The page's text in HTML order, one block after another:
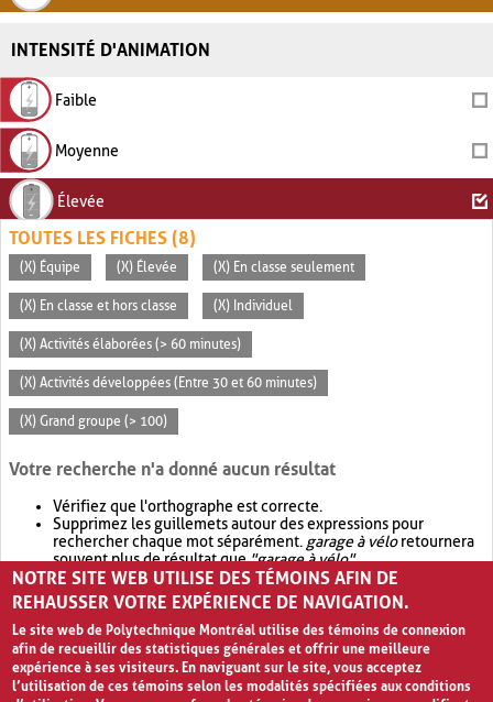
INTENSITÉ D'ANIMATION
Faible
Moyenne
Élevée
TOUTES LES FICHES (8)
(X) Équipe (X) Élevée (X) En classe seulement
(X) En classe et hors classe (X) Individuel
(X) Activités élaborées (> 60 minutes)
(X) Activités développées (Entre 30 et 60 minutes)
(X) Grand groupe (> 100)
Votre recherche n'a donné aucun résultat
Vérifiez que l'orthographe est correcte.
Supprimez les guillemets autour des expressions pour
rechercher chaque mot séparément. garage à véloretournera
souvent plus de résultat que"garage à vélo".
Envisagez d'élargir votre recherche avec OR.garage OR vélo
retournera souvent plus de résultat quegarage à vélo
NOTRE SITE WEB UTILISE DES TÉMOINS AFIN DE
REHAUSSER VOTRE EXPÉRIENCE DE NAVIGATION.
Le site web de Polytechnique Montréal utilise des témoins de connexion
afin de recueillir des statistiques générales et offrir une meilleure
expérience à ses visiteurs. En naviguant sur le site, vous acceptez
l’utilisation de ces témoins selon les modalités spécifiées aux conditions